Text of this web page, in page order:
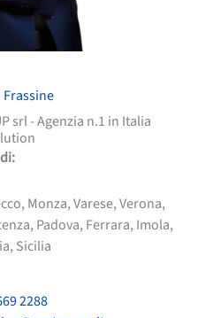
srl - Agenzia n.1 in Italia
Monza, Varese, Verona,
Padova, Ferrara, Imola,
Sicilia
2288